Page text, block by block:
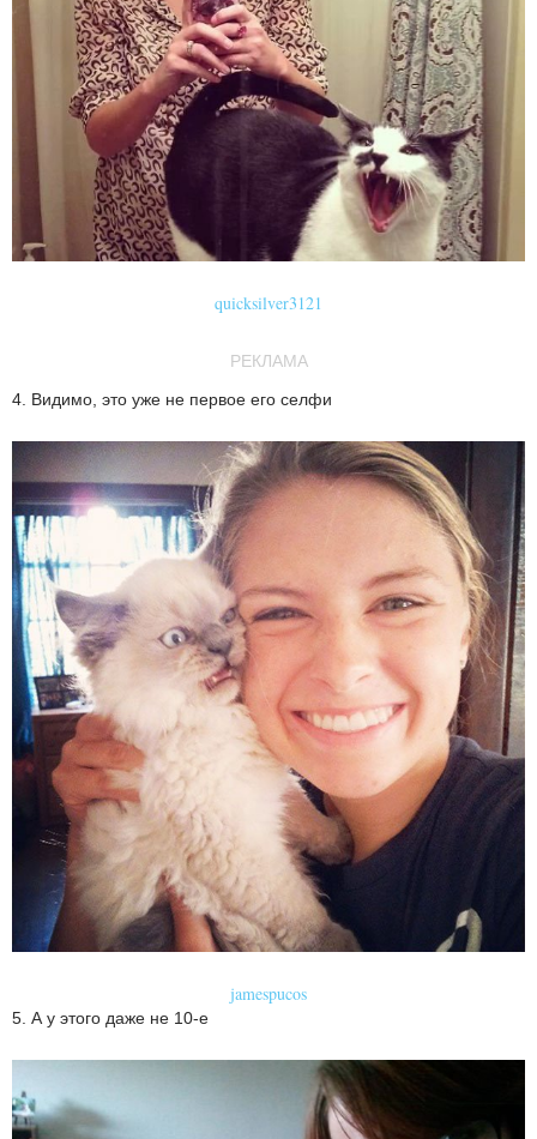
quicksilver3121
РЕКЛАМА
4. Видимо, это уже не первое его селфи
jamespucos
5. А у этого даже не 10-е